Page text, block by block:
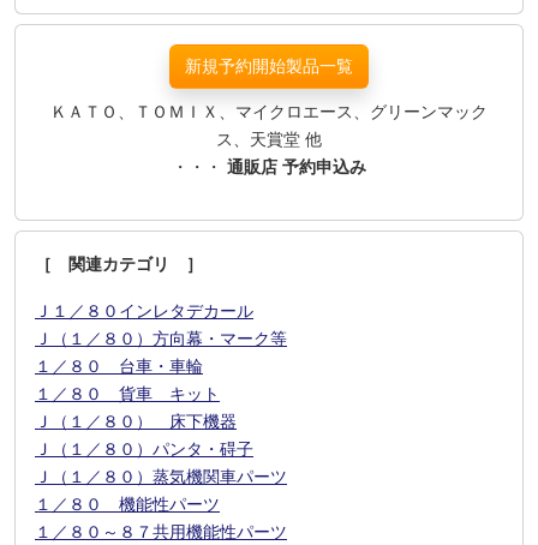
新規予約開始製品一覧
ＫＡＴＯ、ＴＯＭＩＸ、マイクロエース、グリーンマック
ス、天賞堂 他
・・・ 通販店 予約申込み
［ 関連カテゴリ ］
Ｊ１／８０インレタデカール
Ｊ（１／８０）方向幕・マーク等
１／８０ 台車・車輪
１／８０ 貨車 キット
Ｊ（１／８０） 床下機器
Ｊ（１／８０）パンタ・碍子
Ｊ（１／８０）蒸気機関車パーツ
１／８０ 機能性パーツ
１／８０～８７共用機能性パーツ